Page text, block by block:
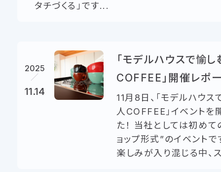
タチづくる」です...
2025
11.14
「モデルハウスで愉
COFFEE」開催レポ
11月8日、「モデルハウス
人COFFEE」イベントを
た！ 当社としては初めて
ョップ形式”のイベントで
楽しみが入り混じる中、